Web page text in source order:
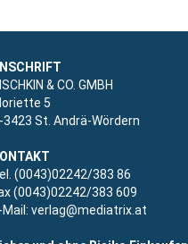
& CO. GMBH
5
3423 St. Andrä-Wördern
(0043)02242/383 86
(0043)02242/383 609
Mail: verlag@mediatrix.at